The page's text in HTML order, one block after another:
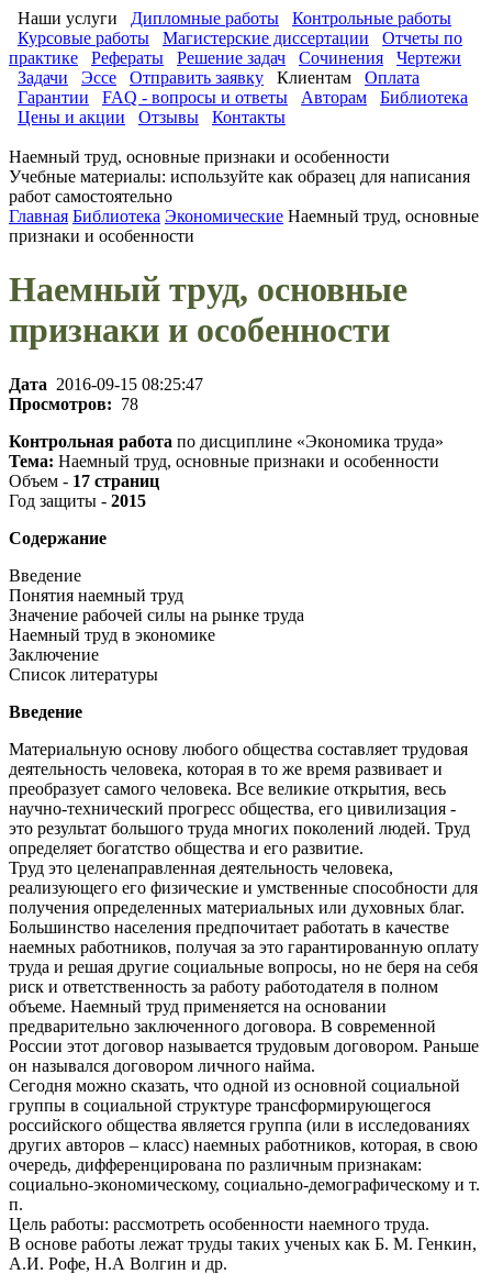
Наши услуги Дипломные работы
Контрольные работы
Курсовые работы
Магистерские диссертации
Отчеты по
практике
Рефераты Решение задач Сочинения
Чертежи
Задачи
Эссе Отправить заявку Клиентам
Оплата
Гарантии
FAQ - вопросы и ответы Авторам
Библиотека
Цены и акции
Отзывы Контакты
Наемный труд, основные признаки и особенности
Учебные материалы: используйте как образец для написания
работ самостоятельно
Главная Библиотека Экономические Наемный труд, основные
признаки и особенности
Наемный труд, основные
признаки и особенности
Дата 2016-09-15 08:25:47
Просмотров: 78
Контрольная работа по дисциплине «Экономика труда»
Тема: Наемный труд, основные признаки и особенности
Объем - 17 страниц
Год защиты - 2015
Содержание
Введение
Понятия наемный труд
Значение рабочей силы на рынке труда
Наемный труд в экономике
Заключение
Список литературы
Введение
Материальную основу любого общества составляет трудовая
деятельность человека, которая в то же время развивает и
преобразует самого человека. Все великие открытия, весь
научно-технический прогресс общества, его цивилизация -
это результат большого труда многих поколений людей. Труд
определяет богатство общества и его развитие.
Труд это целенаправленная деятельность человека,
реализующего его физические и умственные способности для
получения определенных материальных или духовных благ.
Большинство населения предпочитает работать в качестве
наемных работников, получая за это гарантированную оплату
труда и решая другие социальные вопросы, но не беря на себя
риск и ответственность за работу работодателя в полном
объеме. Наемный труд применяется на основании
предварительно заключенного договора. В современной
России этот договор называется трудовым договором. Раньше
он назывался договором личного найма.
Сегодня можно сказать, что одной из основной социальной
группы в социальной структуре трансформирующегося
российского общества является группа (или в исследованиях
других авторов – класс) наемных работников, которая, в свою
очередь, дифференцирована по различным признакам:
социально-экономическому, социально-демографическому и т.
п.
Цель работы: рассмотреть особенности наемного труда.
В основе работы лежат труды таких ученых как Б. М. Генкин,
А.И. Рофе, Н.А Волгин и др.